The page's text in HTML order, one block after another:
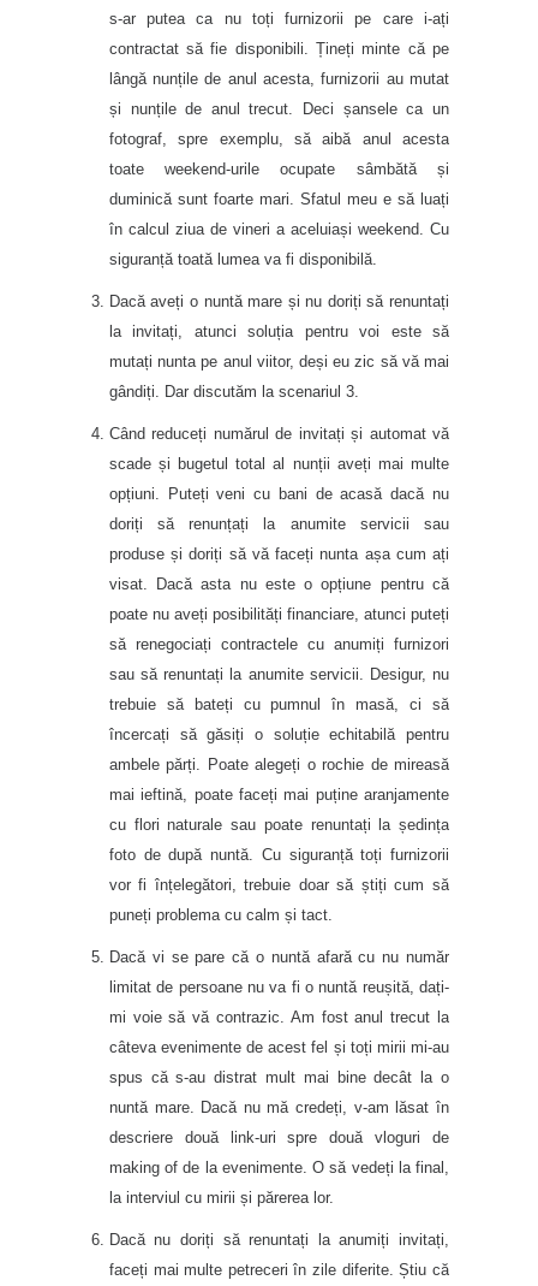
s-ar putea ca nu toți furnizorii pe care i-ați
contractat să fie disponibili. Țineți minte că pe
lângă nunțile de anul acesta, furnizorii au mutat
și nunțile de anul trecut. Deci șansele ca un
fotograf, spre exemplu, să aibă anul acesta
toate weekend-urile ocupate sâmbătă și
duminică sunt foarte mari. Sfatul meu e să luați
în calcul ziua de vineri a aceluiași weekend. Cu
siguranță toată lumea va fi disponibilă.
Dacă aveți o nuntă mare și nu doriți să renuntați
la invitați, atunci soluția pentru voi este să
mutați nunta pe anul viitor, deși eu zic să vă mai
gândiți. Dar discutăm la scenariul 3.
Când reduceți numărul de invitați și automat vă
scade și bugetul total al nunții aveți mai multe
opțiuni. Puteți veni cu bani de acasă dacă nu
doriți să renunțați la anumite servicii sau
produse și doriți să vă faceți nunta așa cum ați
visat. Dacă asta nu este o opțiune pentru că
poate nu aveți posibilități financiare, atunci puteți
să renegociați contractele cu anumiți furnizori
sau să renuntați la anumite servicii. Desigur, nu
trebuie să bateți cu pumnul în masă, ci să
încercați să găsiți o soluție echitabilă pentru
ambele părți. Poate alegeți o rochie de mireasă
mai ieftină, poate faceți mai puține aranjamente
cu flori naturale sau poate renuntați la ședința
foto de după nuntă. Cu siguranță toți furnizorii
vor fi înțelegători, trebuie doar să știți cum să
puneți problema cu calm și tact.
Dacă vi se pare că o nuntă afară cu nu număr
limitat de persoane nu va fi o nuntă reușită, dați-
mi voie să vă contrazic. Am fost anul trecut la
câteva evenimente de acest fel și toți mirii mi-au
spus că s-au distrat mult mai bine decât la o
nuntă mare. Dacă nu mă credeți, v-am lăsat în
descriere două link-uri spre două vloguri de
making of de la evenimente. O să vedeți la final,
la interviul cu mirii și părerea lor.
Dacă nu doriți să renuntați la anumiți invitați,
faceți mai multe petreceri în zile diferite. Știu că